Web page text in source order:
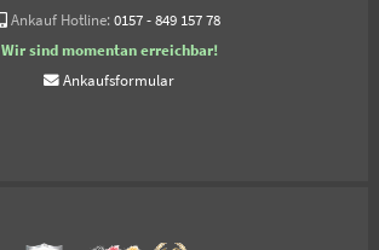
Ankauf Hotline: 0157 - 849 157 78
Wir sind momentan erreichbar!
Ankaufsformular